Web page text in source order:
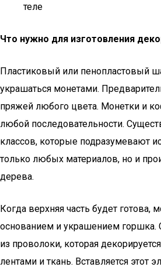
теле
Что нужно для изготовления
Пластиковый или пенопластовый
украшаться монетами.
пряжей любого цвета. Монетки и
любой последовательности.
классов, которые подразумевают
только любых материалов, но и
дерева.
Когда верхняя часть будет готова,
основанием и украшением горшка.
из проволоки, которая
лентами и ткань. Вставляется этот